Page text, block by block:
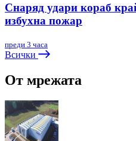
Снаряд удари кораб
избухна пожар
преди 3 часа
Всички
От мрежата